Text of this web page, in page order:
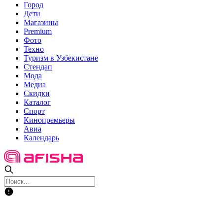
Город
Дети
Магазины
Premium
Фото
Техно
Туризм в Узбекистане
Стендап
Мода
Медиа
Скидки
Каталог
Спорт
Кинопремьеры
Авиа
Календарь